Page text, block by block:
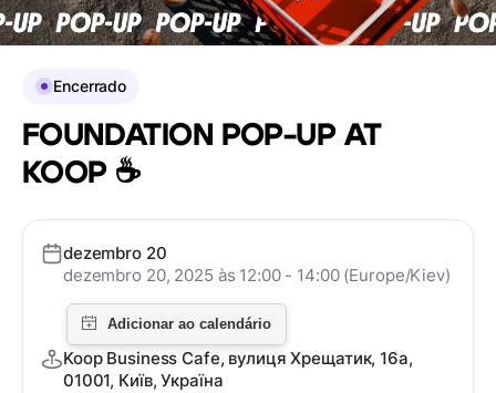
Encerrado
FOUNDATION POP-UP AT
KOOP ☕️
dezembro 20
dezembro 20, 2025 às 12:00 - 14:00 (Europe/Kiev)
Koop Business Cafe, вулиця Хрещатик, 16а,
01001, Київ, Україна